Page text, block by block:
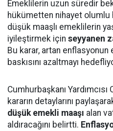
Emeklilerin uzun süredir
hükümetten nihayet olumlu
düşük maaşlı emeklilerin
iyileştirmek için seyyanen
Bu karar, artan
baskısını azaltmayı
Cumhurbaşkanı Yardımcısı
kararın detaylarını
düşük emekli maaşı alan
aldıracağını belirtti.